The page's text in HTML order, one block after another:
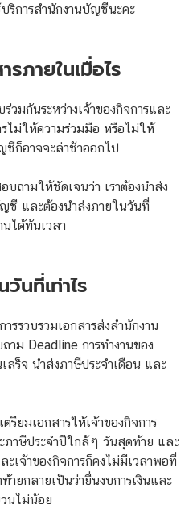
ริการสำนักงานบัญชีนะคะ
ภายในเมื่อไร
มกันระหว่างเจ้าของกิจการและ
ไม่ให้ความร่วมมือ หรือไม่ให้
ชีก็อาจจะล่าช้าออกไป
ถามให้ชัดเจนว่า เราต้องนำส่ง
ญชี และต้องนำส่งภายในวันที่
ได้ทันเวลา
นที่เท่าไร
รรวบรวมเอกสารส่งสำนักงาน
ม Deadline การทำงานของ
สร็จ นำส่งภาษีประจำเดือน และ
รียมเอกสารให้เจ้าของกิจการ
ภาษีประจำปีใกล้ๆ วันสุดท้าย และ
จ้าของกิจการก็คงไม่มีเวลาพอที่
ยกลายเป็นว่ายื่นงบการเงินและ
นไม่น้อย